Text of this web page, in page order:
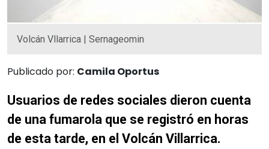
Volcán Vllarrica | Sernageomin
Publicado por: Camila Oportus
Usuarios de redes sociales dieron cuenta
de una fumarola que se registró en horas
de esta tarde, en el Volcán Villarrica.